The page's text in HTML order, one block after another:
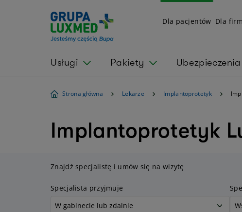
Dla pacjentów Dla firm
Usługi Pakiety Ubezpieczenia
Strona główna Lekarze Implantoprotetyk
Implantoprotetyk
Znajdź specjalistę i umów się na wizytę
Specjalista przyjmuje